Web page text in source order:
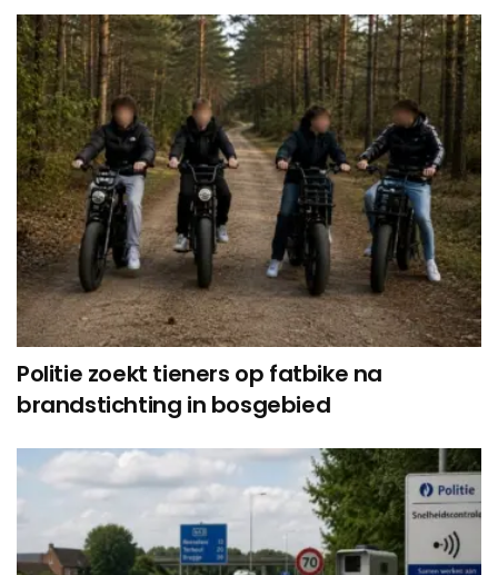
Politie zoekt tieners op fatbike na
brandstichting in bosgebied